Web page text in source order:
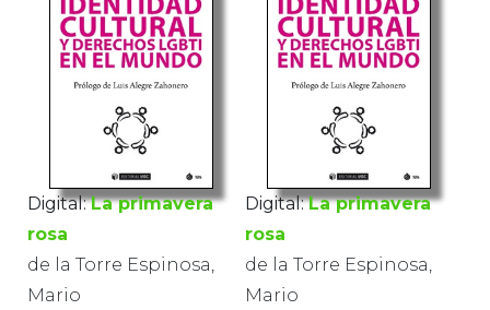
Digital: La primavera
rosa
de la Torre Espinosa,
Mario
Digital: La primavera
rosa
de la Torre Espinosa,
Mario